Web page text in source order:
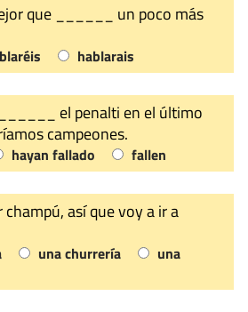
que ______ un poco más
hablarais
el penalti en el último
campeones.
hayan fallado fallen
así que voy a ir a
una churrería
una